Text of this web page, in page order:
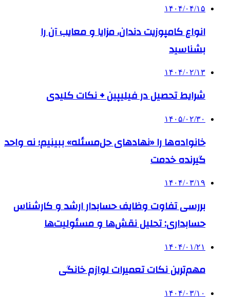
۱۴۰۴/۰۴/۱۵
انواع کامپوزیت دندان، مزایا و معایب آن را
بشناسید
۱۴۰۴/۰۲/۱۳
شرایط تحصیل در فیلیپین + نکات کلیدی
۱۴۰۵/۰۲/۳۰
خانواده‌ها را «نهادهای حل‌مسئله» ببینیم؛ نه واحد
گیرنده خدمت
۱۴۰۴/۰۳/۱۹
بررسی تفاوت وظایف حسابدار ارشد و کارشناس
حسابداری: تحلیل نقش‌ها و مسئولیت‌ها
۱۴۰۴/۰۱/۲۱
مهم‌ترین نکات تعمیرات لوازم خانگی
۱۴۰۴/۰۳/۱۰